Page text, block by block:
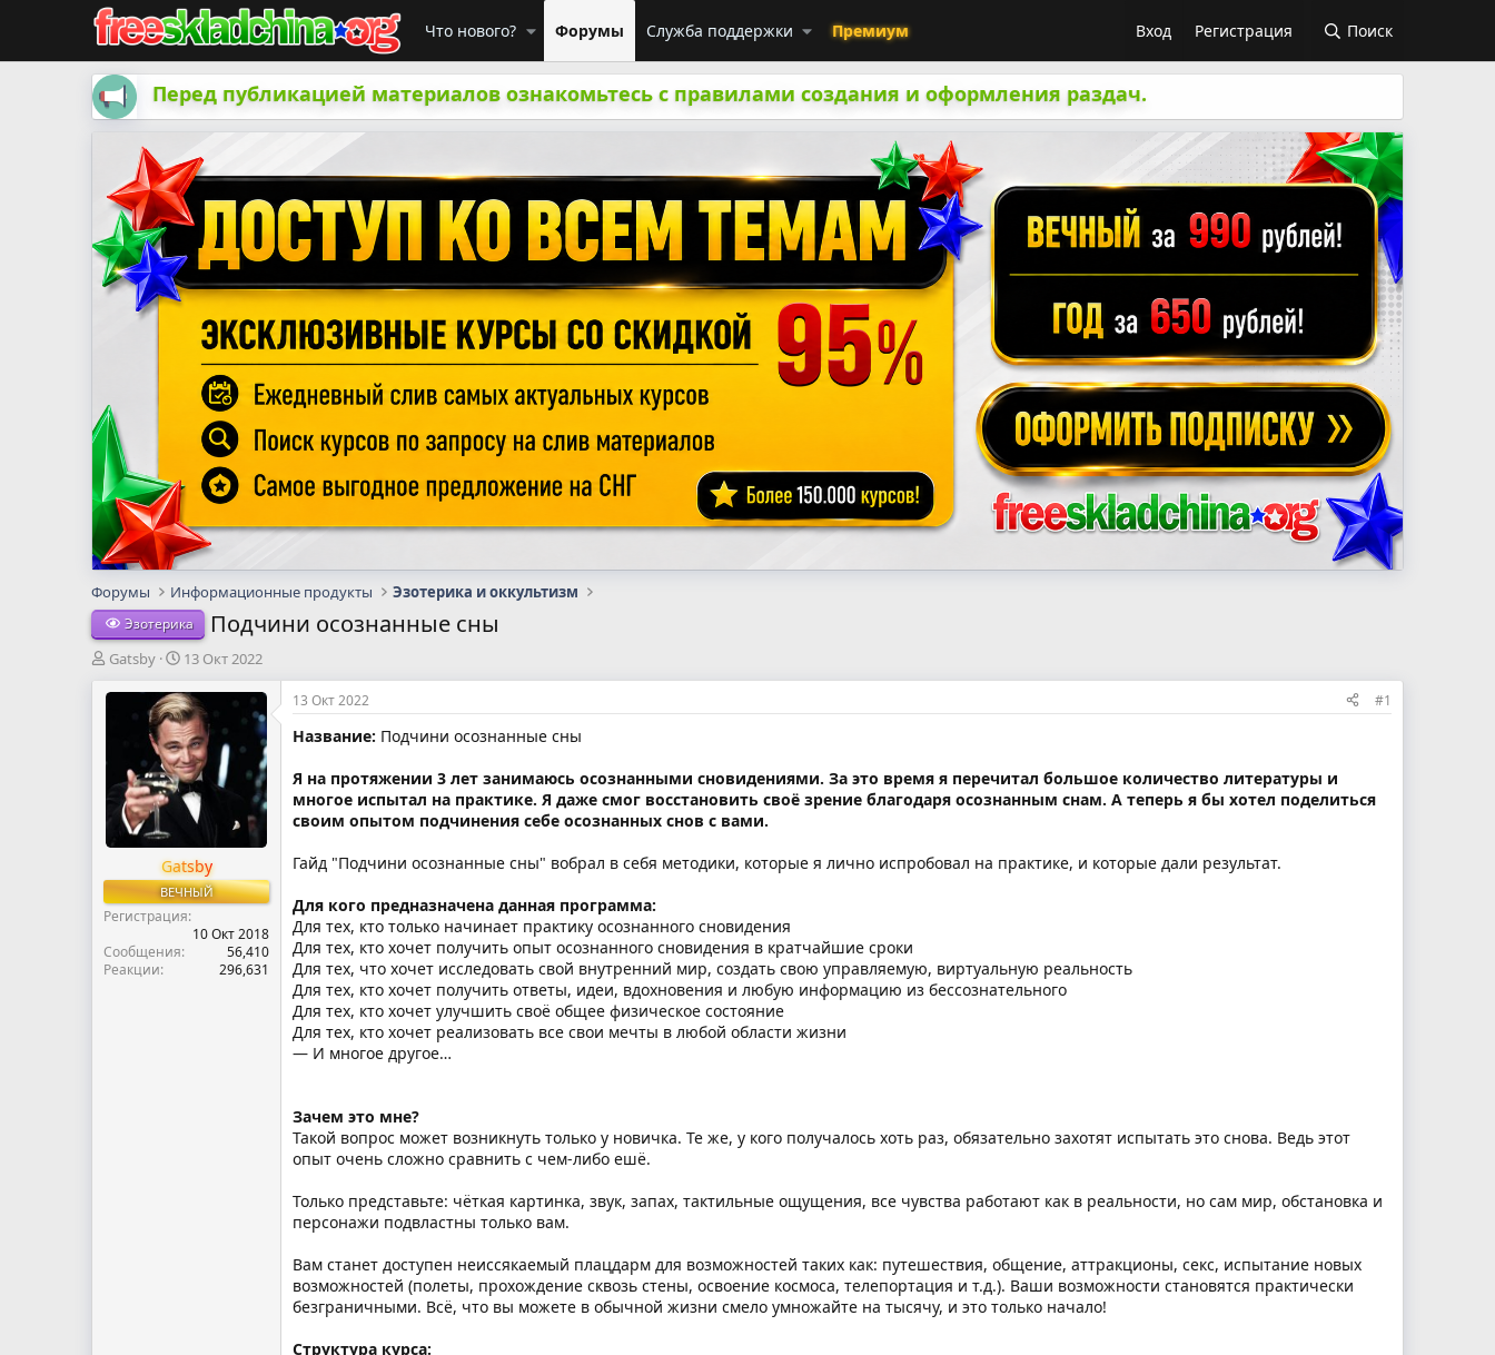
Что нового? Форумы Служба поддержки Премиум Вход Регистрация Поиск
Перед публикацией материалов ознакомьтесь с правилами создания и оформления раздач.
Форумы Информационные продукты Эзотерика и оккультизм
Эзотерика Подчини осознанные сны
А
т
м
ы
Gatsby
Д
т
а
н
а
ч
а
л
13 Окт 2022
Gatsby
ВЕЧНЫЙ
Регистрация
10 Окт 2018
Сообщения
56,410
Реакции
296,631
13 Окт 2022 #1
Название: Подчини осознанные сны
Я на протяжении 3 лет занимаюсь осознанными сновидениями. За это время я перечитал большое количество литературы и
многое испытал на практике. Я даже смог восстановить своё зрение благодаря осознанным снам. А теперь я бы хотел поделиться
своим опытом подчинения себе осознанных снов с вами.
Гайд "Подчини осознанные сны" вобрал в себя методики, которые я лично испробовал на практике, и которые дали результат.
Для кого предназначена данная программа:
Для тех, кто только начинает практику осознанного сновидения
Для тех, кто хочет получить опыт осознанного сновидения в кратчайшие сроки
Для тех, что хочет исследовать свой внутренний мир, создать свою управляемую, виртуальную реальность
Для тех, кто хочет получить ответы, идеи, вдохновения и любую информацию из бессознательного
Для тех, кто хочет улучшить своё общее физическое состояние
Для тех, кто хочет реализовать все свои мечты в любой области жизни
— И многое другое…
Зачем это мне?
Такой вопрос может возникнуть только у новичка. Те же, у кого получалось хоть раз, обязательно захотят испытать это снова. Ведь этот
опыт очень сложно сравнить с чем-либо ешё.
Только представьте: чёткая картинка, звук, запах, тактильные ощущения, все чувства работают как в реальности, но сам мир, обстановка и
персонажи подвластны только вам.
Вам станет доступен неиссякаемый плацдарм для возможностей таких как: путешествия, общение, аттракционы, секс, испытание новых
возможностей (полеты, прохождение сквозь стены, освоение космоса, телепортация и т.д.). Ваши возможности становятся практически
безграничными. Всё, что вы можете в обычной жизни смело умножайте на тысячу, и это только начало!
Структура курса: